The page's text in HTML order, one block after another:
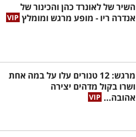
השיר של לאונרד כהן והכינור של
אנדרה ריו - מופע מרגש ומומלץ
מרגש: 12 טנורים עלו על במה אחת
ושרו בקול מדהים יצירה
אהובה...